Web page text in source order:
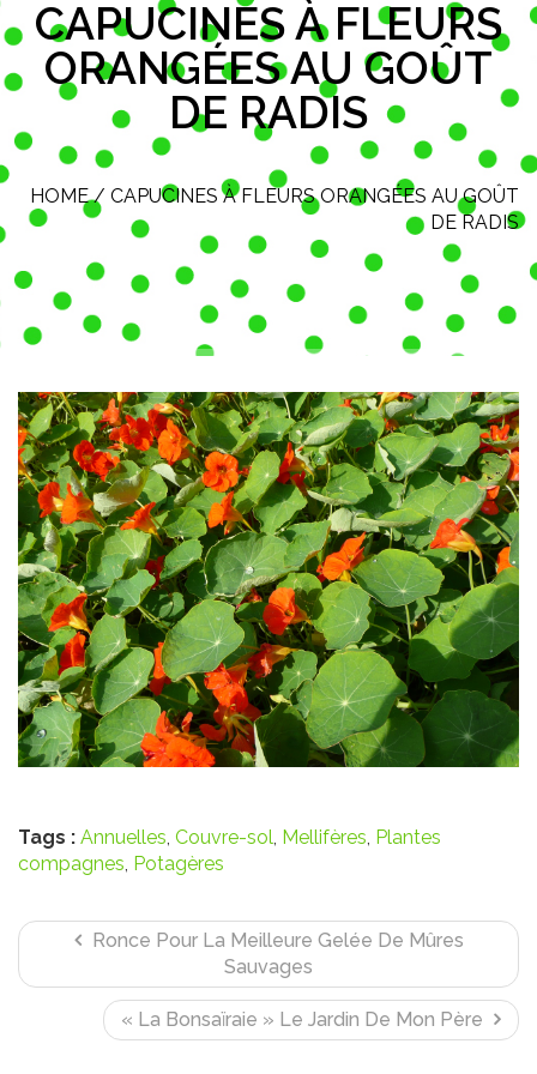
CAPUCINES À FLEURS
ORANGÉES AU GOÛT
DE RADIS
HOME/ CAPUCINES À FLEURS ORANGÉES AU GOÛT
DE RADIS
Tags : Annuelles, Couvre-sol, Mellifères, Plantes
compagnes, Potagères
Ronce Pour La Meilleure Gelée De Mûres
Sauvages
« La Bonsaïraie » Le Jardin De Mon Père